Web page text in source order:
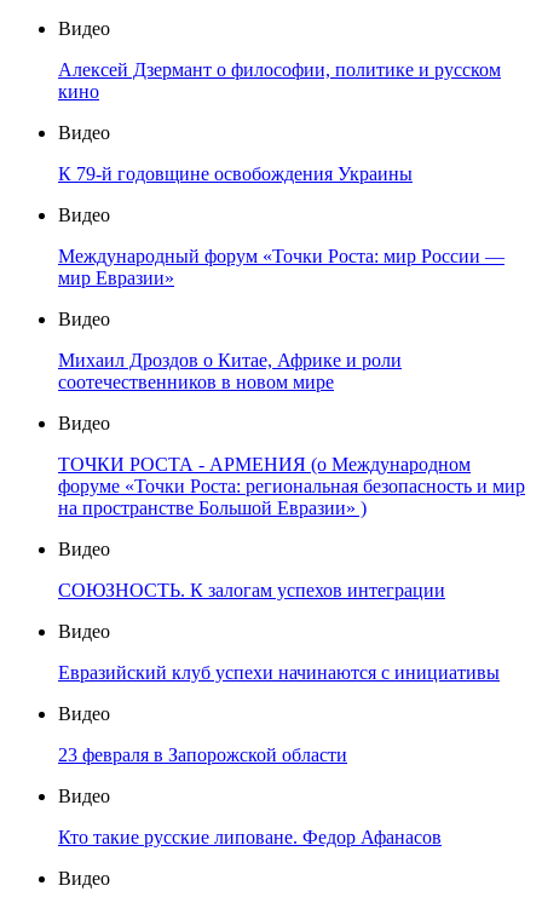
Видео
Алексей Дзермант о философии, политике и русском
кино
Видео
К 79-й годовщине освобождения Украины
Видео
Международный форум «Точки Роста: мир России —
мир Евразии»
Видео
Михаил Дроздов о Китае, Африке и роли
соотечественников в новом мире
Видео
ТОЧКИ РОСТА - АРМЕНИЯ (о Международном
форуме «Точки Роста: региональная безопасность и мир
на пространстве Большой Евразии» )
Видео
СОЮЗНОСТЬ. К залогам успехов интеграции
Видео
Евразийский клуб успехи начинаются с инициативы
Видео
23 февраля в Запорожской области
Видео
Кто такие русские липоване. Федор Афанасов
Видео